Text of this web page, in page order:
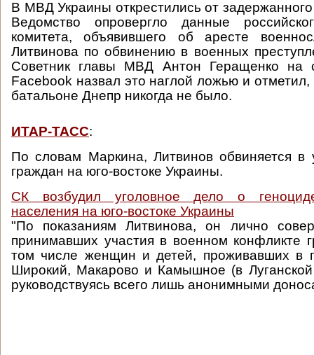
В МВД Украины открестились от
Ведомство опровергло данные
комитета, объявившего об аресте
Литвинова по обвинению в военных
Советник главы МВД Антон Геращенко на
Facebook назвал это наглой ложью и отметил,
батальоне Днепр никогда не было.
ИТАР-ТАСС:
По словам Маркина, Литвинов обвиняется в
граждан на юго-востоке Украины.
СК возбудил уголовное дело о геноциде
населения на юго-востоке Украины
"По показаниям Литвинова, он лично
принимавших участия в военном конфликте
том числе женщин и детей, проживавших в
Широкий, Макарово и Камышное (в
руководствуясь всего лишь анонимными